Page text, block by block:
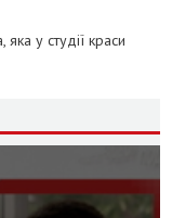
у студії краси